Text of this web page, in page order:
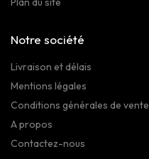
Notre société
Livraison et délais
Mentions légales
Conditions générales de vente
A propos
Contactez-nous